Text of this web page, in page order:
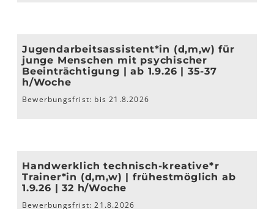
Jugendarbeitsassistent*in (d,m,w) für
junge Menschen mit psychischer
Beeinträchtigung | ab 1.9.26 | 35-37
h/Woche
Bewerbungsfrist: bis 21.8.2026
Handwerklich technisch-kreative*r
Trainer*in (d,m,w) | frühestmöglich ab
1.9.26 | 32 h/Woche
Bewerbungsfrist: 21.8.2026